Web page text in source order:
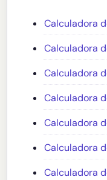
Calculadora
Calculadora
Calculadora
Calculadora
Calculadora
Calculadora
Calculadora